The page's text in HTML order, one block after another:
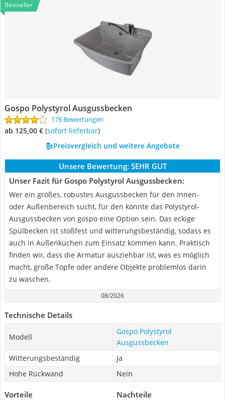
Bestseller
Gospo Polystyrol Ausgussbecken
178 Bewertungen
ab 125,00 € ( Sofort lieferbar)
Preisvergleich und weitere Angebote
Unsere Bewertung: SEHR GUT
Unser Fazit für Gospo Polystyrol Ausgussbecken:
Wer ein großes, robustes Ausgussbecken für den Innen-
oder Außenbereich sucht, für den könnte das Polystyrol-
Ausgussbecken von gospo eine Option sein. Das eckige
Spülbecken ist stoßfest und witterungsbeständig, sodass es
auch in Außenküchen zum Einsatz kommen kann. Praktisch
finden wir, dass die Armatur ausziehbar ist, was es möglich
macht, große Töpfe oder andere Objekte problemlos darin
zu waschen.
08/2026
Technische Details
Modell
Gospo Polystyrol
Ausgussbecken
Witterungsbeständig
Ja
Hohe Rückwand
Nein
Vorteile Nachteile